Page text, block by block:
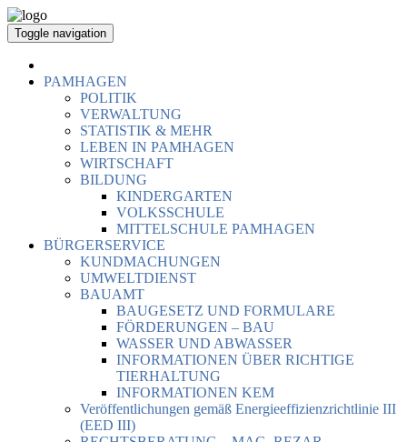
Toggle navigation
PAMHAGEN
POLITIK
VERWALTUNG
STATISTIK & MEHR
LEBEN IN PAMHAGEN
WIRTSCHAFT
BILDUNG
KINDERGARTEN
VOLKSSCHULE
MITTELSCHULE PAMHAGEN
BÜRGERSERVICE
KUNDMACHUNGEN
UMWELTDIENST
BAUAMT
BAUGESETZ UND FORMULARE
FÖRDERUNGEN – BAU
WASSER UND ABWASSER
INFORMATIONEN ÜBER RICHTIGE
TIERHALTUNG
INFORMATIONEN KEM
Veröffentlichungen gemäß Energieeffizienzrichtlinie III
(EED III)